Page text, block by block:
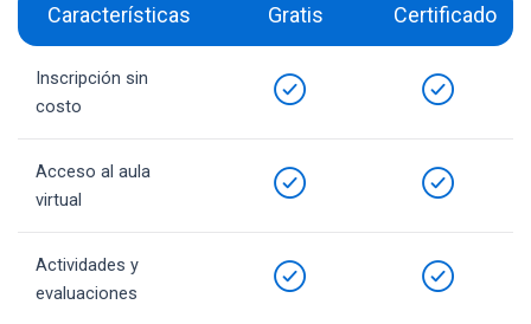
Características Gratis Certificado
Inscripción sin
costo
Acceso al aula
virtual
Actividades y
evaluaciones